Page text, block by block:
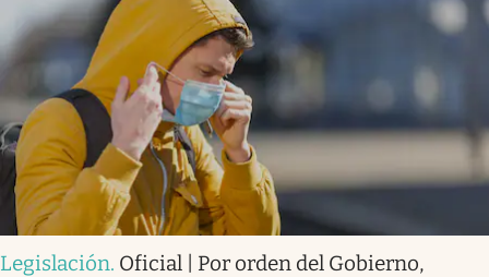
Legislación. Oficial | Por orden del Gobierno,